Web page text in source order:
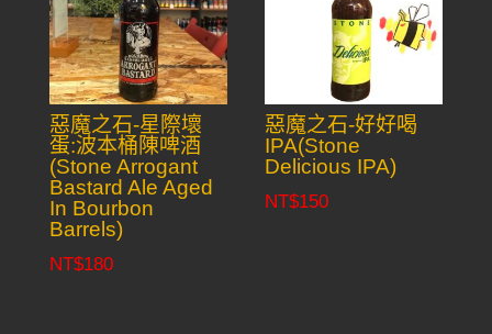
惡魔之石-星際壞
蛋:波本桶陳啤酒
(Stone Arrogant
Bastard Ale Aged
In Bourbon
Barrels)
NT$180
惡魔之石-好好喝
IPA(Stone
Delicious IPA)
NT$150